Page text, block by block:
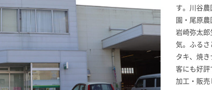
す。川谷
園・尾原農
岩崎弥太郎
気。ふるさ
タキ、焼
客にも好評
加工・販売